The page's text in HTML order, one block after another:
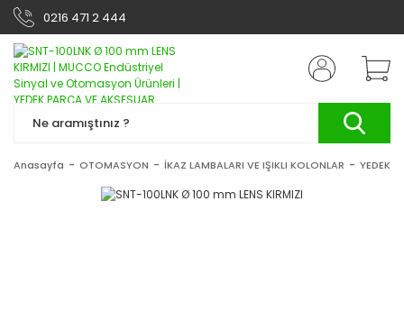
0216 471 2 444
Anasayfa OTOMASYON İKAZ LAMBALARI VE IŞIKLI KOLONLAR YEDEK